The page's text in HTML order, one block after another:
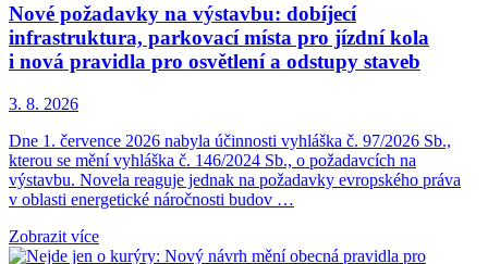
Nové požadavky na výstavbu: dobíjecí
infrastruktura, parkovací místa pro jízdní kola
i nová pravidla pro osvětlení a odstupy staveb
3. 8. 2026
Dne 1. července 2026 nabyla účinnosti vyhláška č. 97/2026 Sb.,
kterou se mění vyhláška č. 146/2024 Sb., o požadavcích na
výstavbu. Novela reaguje jednak na požadavky evropského práva
v oblasti energetické náročnosti budov …
Zobrazit více